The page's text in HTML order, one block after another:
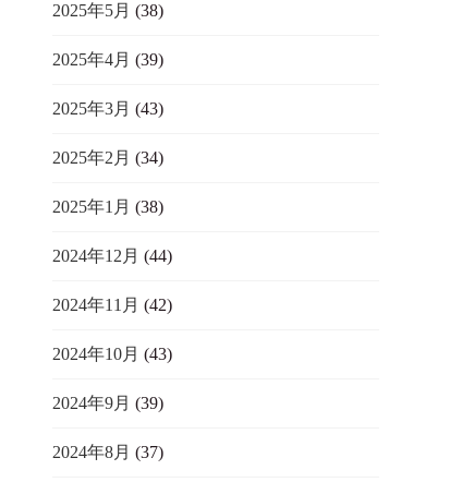
2025年5月 (38)
2025年4月 (39)
2025年3月 (43)
2025年2月 (34)
2025年1月 (38)
2024年12月 (44)
2024年11月 (42)
2024年10月 (43)
2024年9月 (39)
2024年8月 (37)